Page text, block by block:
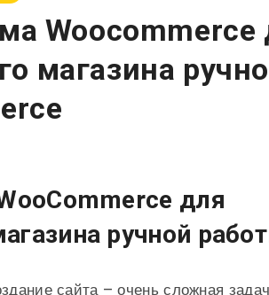
Woocommerce
магазина
для
ручной
сайта – очень сложная